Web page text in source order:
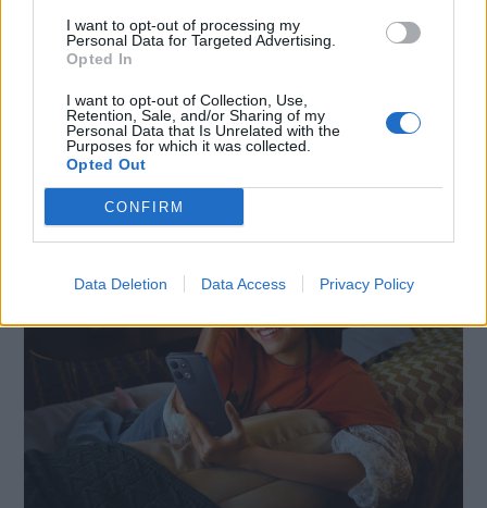
I want to opt-out of processing my
Personal Data for Targeted Advertising.
Opted In
I want to opt-out of Collection, Use,
Retention, Sale, and/or Sharing of my
Personal Data that Is Unrelated with the
Purposes for which it was collected.
Opted Out
CONFIRM
Data Deletion Data Access Privacy Policy
SMARTPHONE E NON SOLO: TECNOGAZZETTA
XIAOMI PRESENTA I NUOVI REDMI 17 SERIES,
FOCUS SU AUTONOMIA E INTRATTENIMENTO